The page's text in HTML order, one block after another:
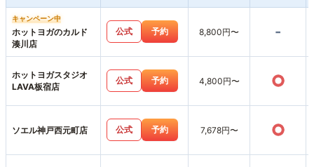
キャンペーン中
ホットヨガのカルド
湊川店
公式 予約 8,800円〜 -
ホットヨガスタジオ
LAVA板宿店
公式 予約 4,800円〜 ○
ソエル神戸西元町店 公式 予約 7,678円〜 ○